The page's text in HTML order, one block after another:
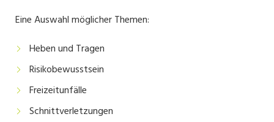
Eine Auswahl möglicher Themen:
Heben und Tragen
Risikobewusstsein
Freizeitunfälle
Schnittverletzungen